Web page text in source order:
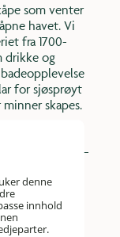
denne
innhold
som venter
havet. Vi
fra 1700-
drikke og
for sjøsprøyt
skapes.